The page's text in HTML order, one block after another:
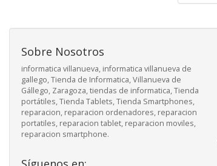
Sobre Nosotros
informatica villanueva, informatica villanueva de
gallego, Tienda de Informatica, Villanueva de
Gállego, Zaragoza, tiendas de informatica, Tienda
portátiles, Tienda Tablets, Tienda Smartphones,
reparacion, reparacion ordenadores, reparacion
portatiles, reparacion tablet, reparacion moviles,
reparacion smartphone.